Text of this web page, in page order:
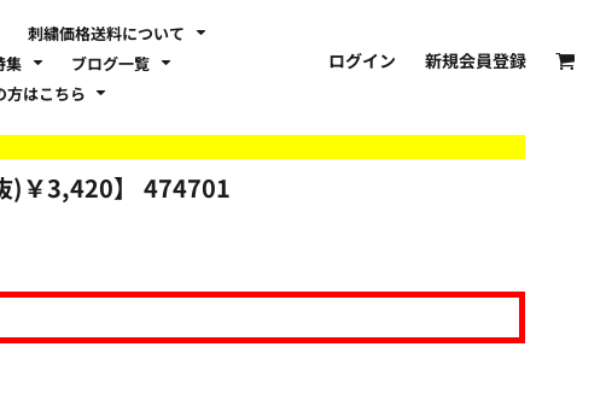
刺繍価格送料について
集
ブログ一覧
方はこちら
ログイン 新規会員登録
￥3,420】 474701